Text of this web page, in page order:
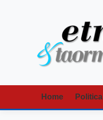
Home Politica